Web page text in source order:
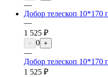
—
Добор телескоп 10*170
—
1 525 ₽
− 0 +
—
Добор телескоп 10*170
1 525 ₽